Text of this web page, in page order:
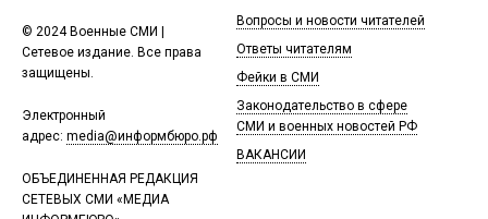
© 2024 Военные СМИ |
Сетевое издание. Все права
защищены.
Электронный
адрес: media@информбюро.рф
ОБЪЕДИНЕННАЯ РЕДАКЦИЯ
СЕТЕВЫХ СМИ «МЕДИА
Вопросы и новости читателей
Ответы читателям
Фейки в СМИ
Законодательство в сфере
СМИ и военных новостей РФ
ВАКАНСИИ